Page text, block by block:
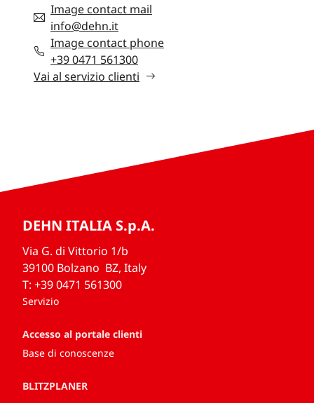
Image contact mail
info@dehn.it
Image contact phone
+39 0471 561300
Vai al servizio clienti
DEHN ITALIA S.p.A.
Via G. di Vittorio 1/b
39100 Bolzano BZ, Italy
T: +39 0471 561300
Servizio
Accesso al portale clienti
Base di conoscenze
BLITZPLANER